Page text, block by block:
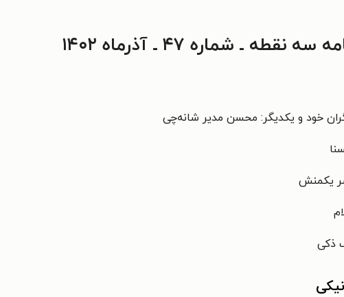
ـ شماره ۴۷ ـ آذرماه ۱۴۰۲
خود و یکدیگر: محسن مدیر شانه‌چی
یکمنش
ذکی